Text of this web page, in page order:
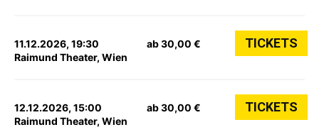
11.12.2026, 19:30
Raimund Theater, Wien
ab 30,00 € TICKETS
12.12.2026, 15:00
Raimund Theater, Wien
ab 30,00 € TICKETS